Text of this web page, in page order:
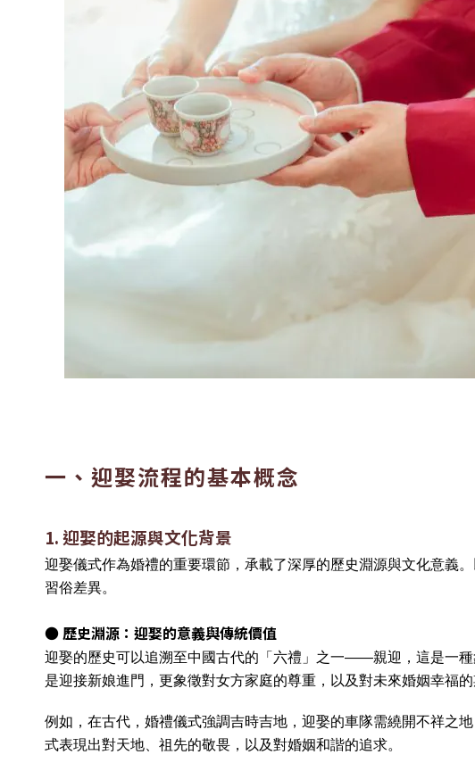
一、迎娶流程的基本概念
1. 迎娶的起源與文化背景
迎娶儀式作為婚禮的重要環節，承載了深厚的歷史淵源與文化意義
習俗差異。
● 歷史淵源：迎娶的意義與傳統價值
迎娶的歷史可以追溯至中國古代的「六禮」之一——親迎，這是一
是迎接新娘進門，更象徵對女方家庭的尊重，以及對未來婚姻幸福的
例如，在古代，婚禮儀式強調吉時吉地，迎娶的車隊需繞開不祥之
式表現出對天地、祖先的敬畏，以及對婚姻和諧的追求。